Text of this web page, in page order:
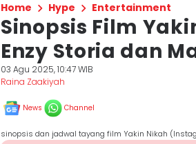
Home Hype Entertainment
Sinopsis Film
Enzy Storia dan
03 Agu 2025, 10:47 WIB
Raina Zaakiyah
News Channel
sinopsis dan jadwal tayang film Yakin Nikah